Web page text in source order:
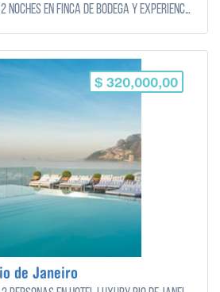
2 aéreos, estadía para 2 noches en finca de bodega y experiencias gastronómicas para 2 personas
$ 320,000,00
de Janeiro